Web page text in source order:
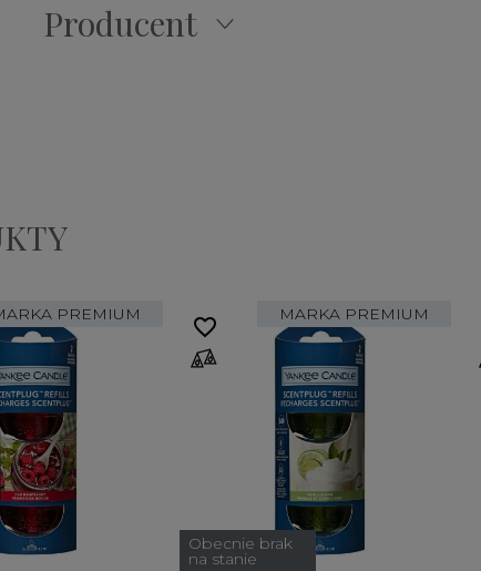
Producent
PREMIUM MARKA PREMIUM
Obecnie brak
na stanie
favorite_border